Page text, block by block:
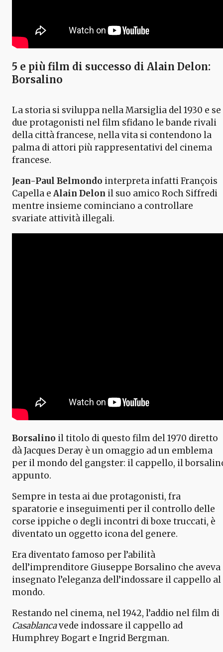
5 e più film di successo di Alain Delon:
Borsalino
La storia si sviluppa nella Marsiglia del 1930 e se
due protagonisti nel film sfidano le bande rivali
della città francese, nella vita si contendono la
palma di attori più rappresentativi del cinema
francese.
Jean-Paul Belmondo interpreta infatti François
Capella e Alain Delon il suo amico Roch Siffredi
mentre insieme cominciano a controllare
svariate attività illegali.
Borsalino il titolo di questo film del 1970 diretto
dà Jacques Deray è un omaggio ad un emblema
per il mondo del gangster: il cappello, il
appunto.
Sempre in testa ai due protagonisti, fra
sparatorie e inseguimenti per il controllo delle
corse ippiche o degli incontri di boxe truccati, è
diventato un oggetto icona del genere.
Era diventato famoso per l’abilità
dell’imprenditore Giuseppe Borsalino che aveva
insegnato l’eleganza dell’indossare il cappello al
mondo.
Restando nel cinema, nel 1942, l’addio nel film di
Casablancavede indossare il cappello ad
Humphrey Bogart e Ingrid Bergman.